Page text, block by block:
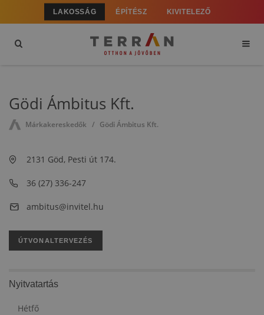
LAKOSSÁG ÉPÍTÉSZ KIVITELEZŐ
Gödi Ámbitus Kft.
Márkakereskedők Gödi Ámbitus Kft.
2131 Göd, Pesti út 174.
36 (27) 336-247
ambitus@invitel.hu
ÚTVONALTERVEZÉS
Nyitvatartás
Hétfő